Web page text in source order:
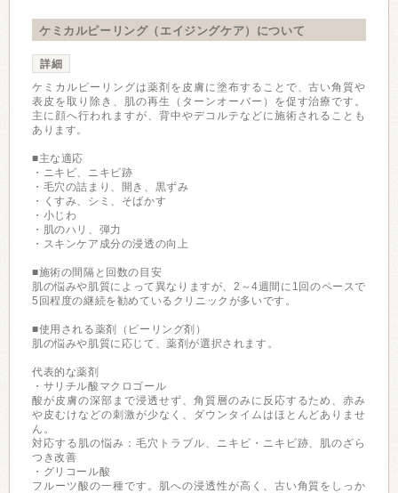
ケミカルピーリング（エイジングケア）について
詳細
ケミカルピーリングは薬剤を皮膚に塗布することで、古い角質や
表皮を取り除き、肌の再生（ターンオーバー）を促す治療です。
主に顔へ行われますが、背中やデコルテなどに施術されることも
あります。
■主な適応
・ニキビ、ニキビ跡
・毛穴の詰まり、開き、黒ずみ
・くすみ、シミ、そばかす
・小じわ
・肌のハリ、弾力
・スキンケア成分の浸透の向上
■施術の間隔と回数の目安
肌の悩みや肌質によって異なりますが、2～4週間に1回のペースで
5回程度の継続を勧めているクリニックが多いです。
■使用される薬剤（ピーリング剤）
肌の悩みや肌質に応じて、薬剤が選択されます。
代表的な薬剤
・サリチル酸マクロゴール
酸が皮膚の深部まで浸透せず、角質層のみに反応するため、赤み
や皮むけなどの刺激が少なく、ダウンタイムはほとんどありませ
ん。
対応する肌の悩み：毛穴トラブル、ニキビ・ニキビ跡、肌のざら
つき改善
・グリコール酸
フルーツ酸の一種です。肌への浸透性が高く、古い角質をしっか